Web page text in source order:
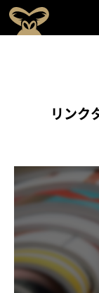
医療機関としてのこ
スポーツ応援活動
アクセス
メンバーシップギフ
リンク